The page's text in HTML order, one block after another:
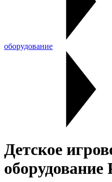
оборудование
Детское
оборудование